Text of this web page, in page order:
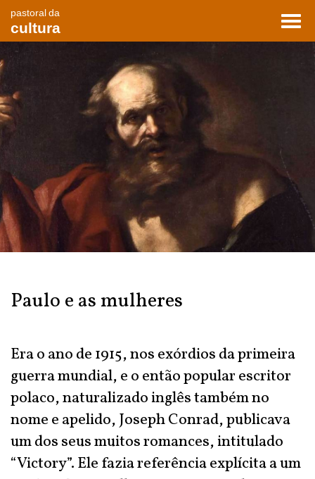
pastoral da
cultura
Paulo e as mulheres
Era o ano de 1915, nos exórdios da primeira
guerra mundial, e o então popular escritor
polaco, naturalizado inglês também no
nome e apelido, Joseph Conrad, publicava
um dos seus muitos romances, intitulado
“Victory”. Ele fazia referência explícita a um